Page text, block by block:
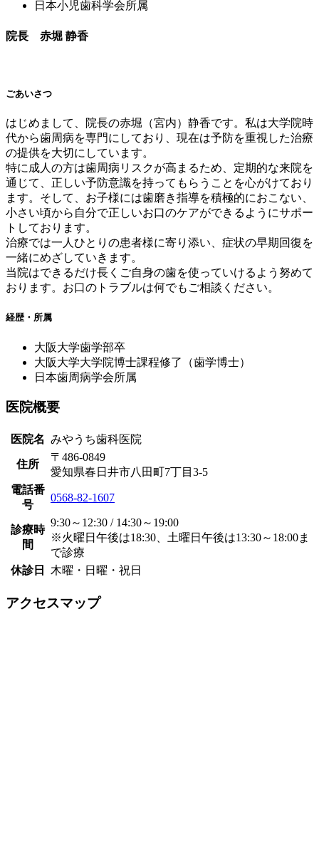
日本小児歯科学会所属
院長 赤堀 静香
ごあいさつ
はじめまして、院長の赤堀（宮内）静香です。私は大学院時
代から歯周病を専門にしており、現在は予防を重視した治療
の提供を大切にしています。
特に成人の方は歯周病リスクが高まるため、定期的な来院を
通じて、正しい予防意識を持ってもらうことを心がけており
ます。そして、お子様には歯磨き指導を積極的におこない、
小さい頃から自分で正しいお口のケアができるようにサポー
トしております。
治療では一人ひとりの患者様に寄り添い、症状の早期回復を
一緒にめざしていきます。
当院はできるだけ長くご自身の歯を使っていけるよう努めて
おります。お口のトラブルは何でもご相談ください。
経歴・所属
大阪大学歯学部卒
大阪大学大学院博士課程修了（歯学博士）
日本歯周病学会所属
医院概要
医院名 みやうち歯科医院
住所
〒486-0849
愛知県春日井市八田町7丁目3-5
電話番
号
0568-82-1607
診療時
間
9:30～12:30 / 14:30～19:00
※火曜日午後は18:30、土曜日午後は13:30～18:00ま
で診療
休診日
木曜・日曜・祝日
アクセスマップ